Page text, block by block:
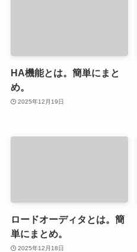
HA機能とは。簡単にまと
め。
2025年12月19日
ロードオーディタとは。簡
単にまとめ。
2025年12月18日